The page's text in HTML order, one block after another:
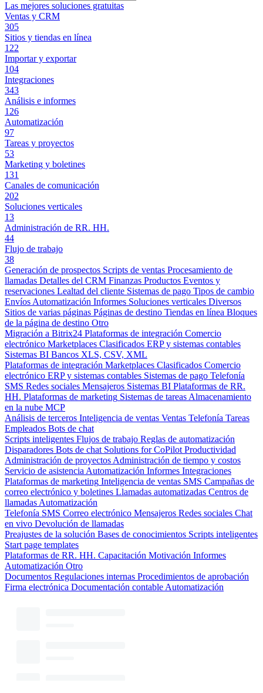
Las mejores soluciones gratuitas
Ventas y CRM
305
Sitios y tiendas en línea
122
Importar y exportar
104
Integraciones
343
Análisis e informes
126
Automatización
97
Tareas y proyectos
53
Marketing y boletines
131
Canales de comunicación
202
Soluciones verticales
13
Administración de RR. HH.
44
Flujo de trabajo
38
Generación de prospectos Scripts de ventas Procesamiento de
llamadas Detalles del CRM Finanzas Productos Eventos y
reservaciones Lealtad del cliente Sistemas de pago Tipos de cambio
Envíos Automatización Informes Soluciones verticales Diversos
Sitios de varias páginas Páginas de destino Tiendas en línea Bloques
de la página de destino Otro
Migración a Bitrix24 Plataformas de integración Comercio
electrónico Marketplaces Clasificados ERP y sistemas contables
Sistemas BI Bancos XLS, CSV, XML
Plataformas de integración Marketplaces Clasificados Comercio
electrónico ERP y sistemas contables Sistemas de pago Telefonía
SMS Redes sociales Mensajeros Sistemas BI Plataformas de RR.
HH. Plataformas de marketing Sistemas de tareas Almacenamiento
en la nube MCP
Análisis de terceros Inteligencia de ventas Ventas Telefonía Tareas
Empleados Bots de chat
Scripts inteligentes Flujos de trabajo Reglas de automatización
Disparadores Bots de chat Solutions for CoPilot Productividad
Administración de proyectos Administración de tiempo y costos
Servicio de asistencia Automatización Informes Integraciones
Plataformas de marketing Inteligencia de ventas SMS Campañas de
correo electrónico y boletines Llamadas automatizadas Centros de
llamadas Automatización
Telefonía SMS Correo electrónico Mensajeros Redes sociales Chat
en vivo Devolución de llamadas
Preajustes de la solución Bases de conocimientos Scripts inteligentes
Start page templates
Plataformas de RR. HH. Capacitación Motivación Informes
Automatización Otro
Documentos Regulaciones internas Procedimientos de aprobación
Firma electrónica Documentación contable Automatización